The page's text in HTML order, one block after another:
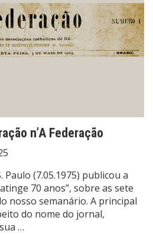
n’A Federação
Paulo (7.05.1975) publicou a
70 anos”, sobre as sete
nosso semanário. A principal
do nome do jornal,
…